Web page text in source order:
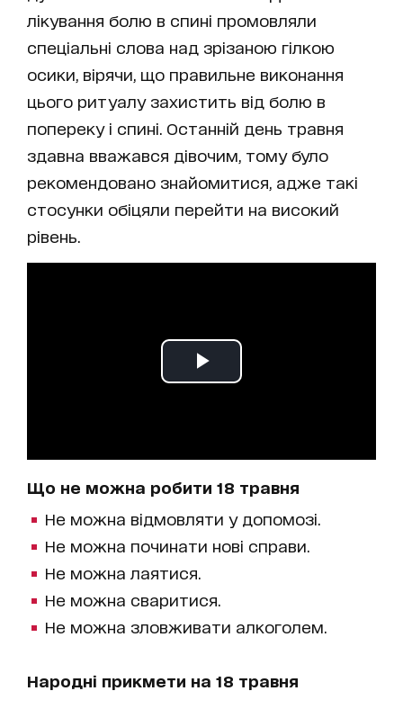
лікування болю в спині промовляли
спеціальні слова над зрізаною гілкою
осики, вірячи, що правильне виконання
цього ритуалу захистить від болю в
попереку і спині. Останній день травня
здавна вважався дівочим, тому було
рекомендовано знайомитися, адже такі
стосунки обіцяли перейти на високий
рівень.
Що не можна робити 18 травня
Не можна відмовляти у допомозі.
Не можна починати нові справи.
Не можна лаятися.
Не можна сваритися.
Не можна зловживати алкоголем.
Народні прикмети на 18 травня